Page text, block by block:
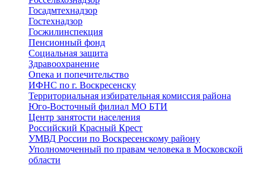
Госадмтехнадзор
Гостехнадзор
Госжилинспекция
Пенсионный фонд
Социальная защита
Здравоохранение
Опека и попечительство
ИФНС по г. Воскресенску
Территориальная избирательная комиссия района
Юго-Восточный филиал МО БТИ
Центр занятости населения
Российский Красный Крест
УМВД России по Воскресенскому району
Уполномоченный по правам человека в Московской
области